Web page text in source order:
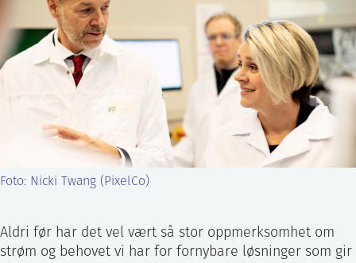
Norske thoriumnettverket
IFE
IFE
Foto: Nicki Twang (PixelCo)
Aldri før har det vel vært så stor oppmerksomhet om
strøm og behovet vi har for fornybare løsninger som gir